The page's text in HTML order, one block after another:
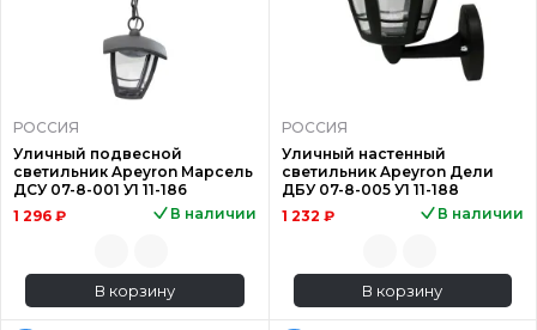
РОССИЯ
Уличный подвесной
светильник Apeyron Марсель
ДСУ 07-8-001 У1 11-186
1 296 ₽
В наличии
В корзину
РОССИЯ
Уличный настенный
светильник Apeyron Дели
ДБУ 07-8-005 У1 11-188
1 232 ₽
В наличии
В корзину